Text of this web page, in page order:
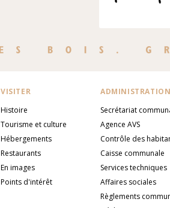
VISITER
Histoire
Tourisme et culture
Hébergements
Restaurants
En images
Points d'intérêt
Secrétariat
Agence AVS
Contrôle des
Caisse communale
Services techniques
Affaires sociales
Règlements